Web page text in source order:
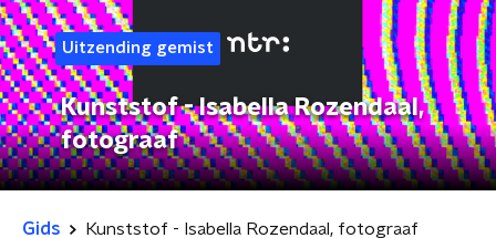
Uitzending gemist
Kunststof - Isabella Rozendaal,
fotograaf
Gids Kunststof - Isabella Rozendaal, fotograaf